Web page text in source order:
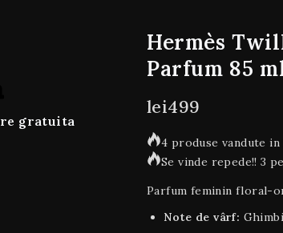
gratuita
Hermès
Parfum 85
lei499
4 produse vandute in
Se vinde repede!! 3
Parfum feminin floral-
Note de vârf: